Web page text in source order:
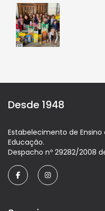
Desde 1948
Estabelecimento de
Educação.
Despacho nº 29282/2008
facebookinstagram